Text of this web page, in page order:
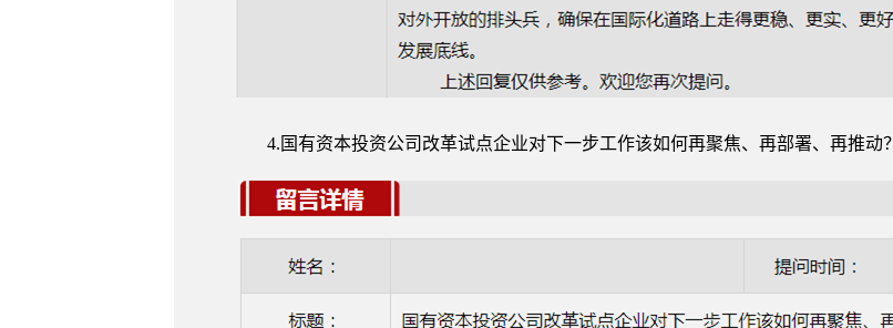
4.国有资本投资公司改革试点企业对下一步工作该如何再聚焦、再部署、再推动？